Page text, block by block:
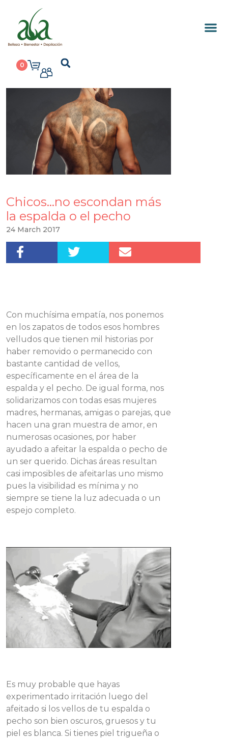
0
Chicos…no escondan más
la espalda o el pecho
24 March 2017
Con muchísima empatía, nos ponemos
en los zapatos de todos esos hombres
velludos que tienen mil historias por
haber removido o permanecido con
bastante cantidad de vellos,
específicamente en el área de la
espalda y el pecho. De igual forma, nos
solidarizamos con todas esas mujeres
madres, hermanas, amigas o parejas, que
hacen una gran muestra de amor, en
numerosas ocasiones, por haber
ayudado a afeitar la espalda o pecho de
un ser querido. Dichas áreas resultan
casi imposibles de afeitarlas uno mismo
pues la visibilidad es mínima y no
siempre se tiene la luz adecuada o un
espejo completo.
Es muy probable que hayas
experimentado irritación luego del
afeitado si los vellos de tu espalda o
pecho son bien oscuros, gruesos y tu
piel es blanca. Si tienes piel trigueña o